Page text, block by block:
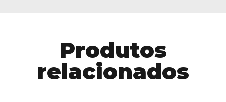
Produtos
relacionados